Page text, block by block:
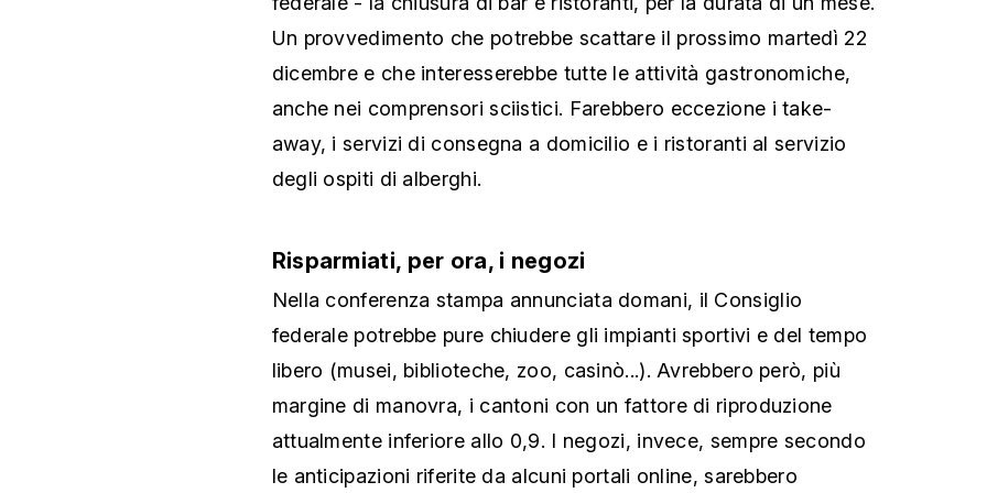
Un provvedimento che potrebbe scattare il prossimo martedì 22
dicembre e che interesserebbe tutte le attività gastronomiche,
anche nei comprensori sciistici. Farebbero eccezione i take-
away, i servizi di consegna a domicilio e i ristoranti al servizio
degli ospiti di alberghi.
Risparmiati, per ora, i negozi
Nella conferenza stampa annunciata domani, il Consiglio
federale potrebbe pure chiudere gli impianti sportivi e del tempo
libero (musei, biblioteche, zoo, casinò...). Avrebbero però, più
margine di manovra, i cantoni con un fattore di riproduzione
attualmente inferiore allo 0,9. I negozi, invece, sempre secondo
le anticipazioni riferite da alcuni portali online, sarebbero